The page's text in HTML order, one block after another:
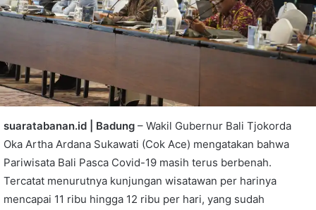
suaratabanan.id | Badung – Wakil Gubernur Bali Tjokorda
Oka Artha Ardana Sukawati (Cok Ace) mengatakan bahwa
Pariwisata Bali Pasca Covid-19 masih terus berbenah.
Tercatat menurutnya kunjungan wisatawan per harinya
mencapai 11 ribu hingga 12 ribu per hari, yang sudah